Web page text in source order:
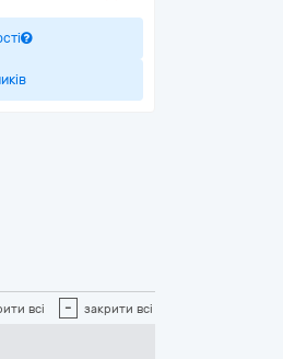
всі - закрити всі